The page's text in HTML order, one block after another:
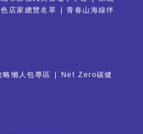
店家總覽名單
青春山海線伴
略懶人包專區
Net Zero碳健